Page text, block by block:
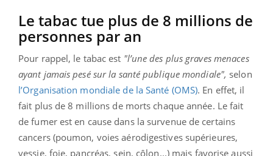
Le tabac tue plus de 8 millions de
personnes par an
Pour rappel, le tabac est "l’une des plus graves menaces
ayant jamais pesé sur la santé publique mondiale", selon
l’Organisation mondiale de la Santé (OMS). En effet, il
fait plus de 8 millions de morts chaque année. Le fait
de fumer est en cause dans la survenue de certains
cancers (poumon, voies aérodigestives supérieures,
vessie, foie, pancréas, sein, côlon...) mais favorise aussi